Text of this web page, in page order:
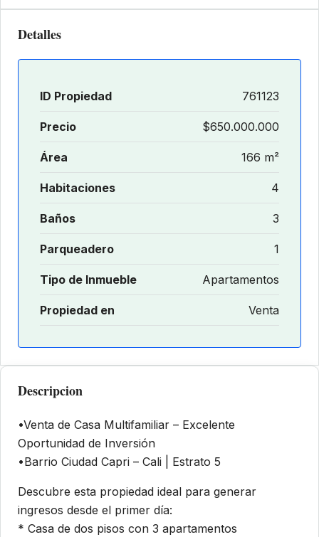
Detalles
ID Propiedad 761123
Precio $650.000.000
Área 166 m²
Habitaciones 4
Baños 3
Parqueadero 1
Tipo de Inmueble Apartamentos
Propiedad en Venta
Descripcion
•Venta de Casa Multifamiliar – Excelente
Oportunidad de Inversión
•Barrio Ciudad Capri – Cali | Estrato 5
Descubre esta propiedad ideal para generar
ingresos desde el primer día:
* Casa de dos pisos con 3 apartamentos